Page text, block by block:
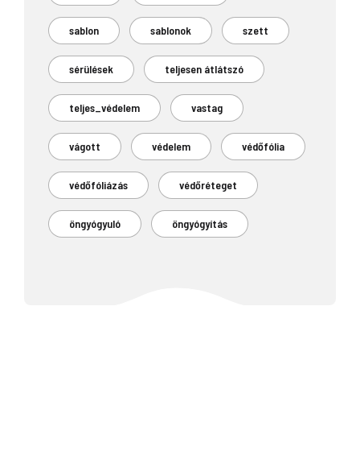
sablon sablonok szett
sérülések teljesen átlátszó
teljes_védelem vastag
vágott védelem védőfólia
védőfóliázás védőréteget
öngyógyuló öngyógyítás